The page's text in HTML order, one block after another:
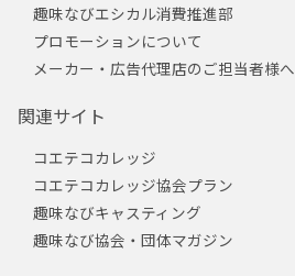
趣味なびエシカル消費推進部
プロモーションについて
メーカー・広告代理店のご担当者様へ
関連サイト
コエテコカレッジ
コエテコカレッジ協会プラン
趣味なびキャスティング
趣味なび協会・団体マガジン